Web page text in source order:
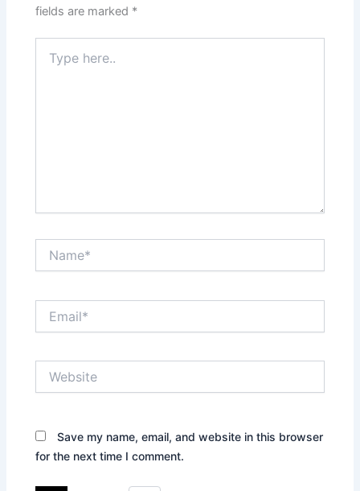
fields are marked *
here..
Save my name, email, and website in this browser
for the next time I comment.